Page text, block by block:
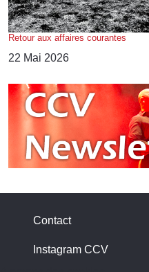
Retour aux affaires courantes
22 Mai 2026
Contact
Instagram CCV